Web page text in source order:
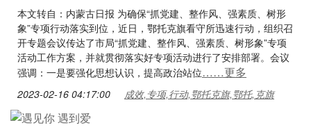
本文转自：内蒙古日报 为确保“抓党建、整作风、强素质、树形
象”专项行动落实到位，近日，鄂托克旗看守所迅速行动，组织召
开专题会议传达了市局“抓党建、整作风、强素质、树形象”专项
活动工作方案，并就贯彻落实好专项活动进行了安排部署。会议
强调：一是要强化思想认识，提高政治站位……更多
2023-02-16 04:17:00 成效,专项,行动,鄂托克旗,鄂托,克旗